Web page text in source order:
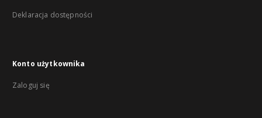
Deklaracja dostępności
Konto użytkownika
Zaloguj się